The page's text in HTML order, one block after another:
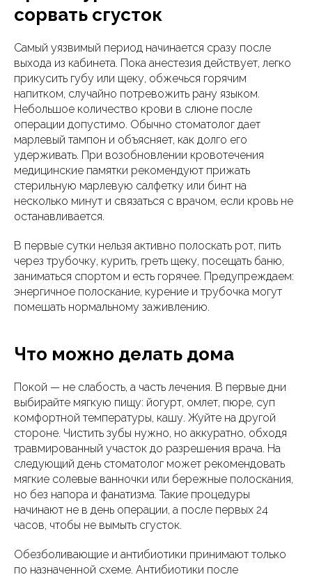
сорвать сгусток
Самый уязвимый период начинается сразу после
выхода из кабинета. Пока анестезия действует, легко
прикусить губу или щеку, обжечься горячим
напитком, случайно потревожить рану языком.
Небольшое количество крови в слюне после
операции допустимо. Обычно стоматолог дает
марлевый тампон и объясняет, как долго его
удерживать. При возобновлении кровотечения
медицинские памятки рекомендуют прижать
стерильную марлевую салфетку или бинт на
несколько минут и связаться с врачом, если кровь не
останавливается.
В первые сутки нельзя активно полоскать рот, пить
через трубочку, курить, греть щеку, посещать баню,
заниматься спортом и есть горячее. Предупреждаем:
энергичное полоскание, курение и трубочка могут
помешать нормальному заживлению.
Что можно делать дома
Покой — не слабость, а часть лечения. В первые дни
выбирайте мягкую пищу: йогурт, омлет, пюре, суп
комфортной температуры, кашу. Жуйте на другой
стороне. Чистить зубы нужно, но аккуратно, обходя
травмированный участок до разрешения врача. На
следующий день стоматолог может рекомендовать
мягкие солевые ванночки или бережные полоскания,
но без напора и фанатизма. Такие процедуры
начинают не в день операции, а после первых 24
часов, чтобы не вымыть сгусток.
Обезболивающие и антибиотики принимают только
по назначенной схеме. Антибиотики после